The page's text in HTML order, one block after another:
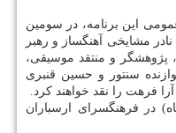
این برنامه، در سومین
نادر مشایخی آهنگساز و رهبر
پژوهشگر و منتقد موسیقی،
سنتور و حسین قنبری
فرهت را نقد خواهند كرد.
ساعت ۱۸ شنبه (۹ دی ماه) در فرهنگسرای ارسباران